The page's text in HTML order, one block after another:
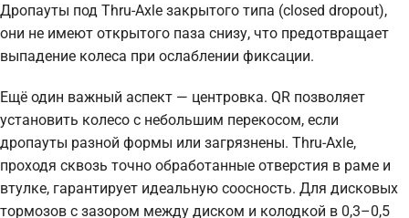
Дропауты под Thru-Axle закрытого типа (closed dropout),
они не имеют открытого паза снизу, что предотвращает
выпадение колеса при ослаблении фиксации.
Ещё один важный аспект — центровка. QR позволяет
установить колесо с небольшим перекосом, если
дропауты разной формы или загрязнены. Thru-Axle,
проходя сквозь точно обработанные отверстия в раме и
втулке, гарантирует идеальную соосность. Для дисковых
тормозов с зазором между диском и колодкой в 0,3–0,5